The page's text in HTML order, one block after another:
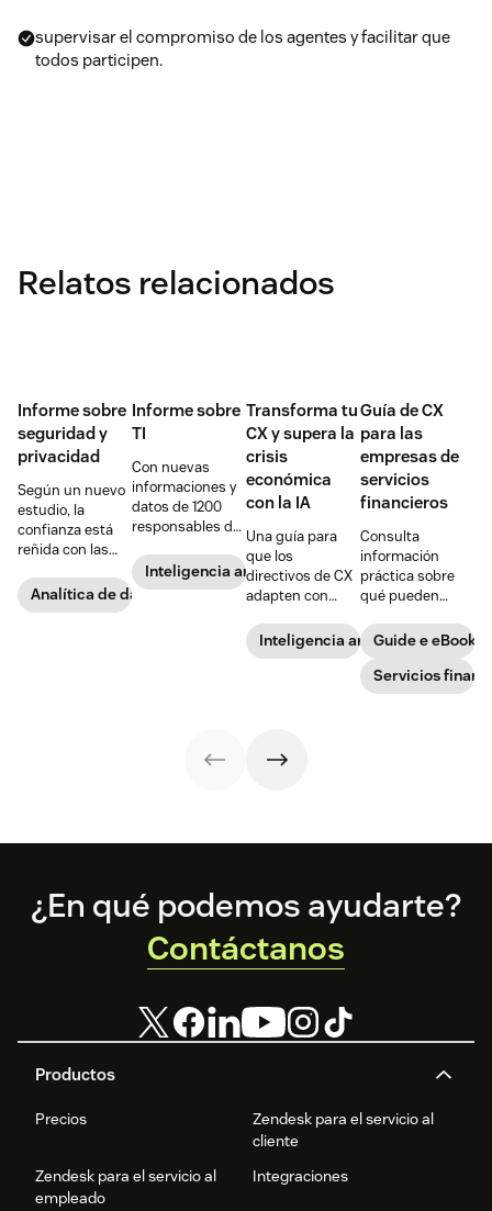
supervisar el compromiso de los agentes y facilitar que
todos participen.
Relatos relacionados
Informe sobre
seguridad y
privacidad
Según un nuevo
estudio, la
confianza está
reñida con las
personalización
de los
Analítica de datos del cliente
Informe sobre
TI
Con nuevas
informaciones y
datos de 1200
responsables de
privacidad de
datos y
Inteligencia artificial
Transforma tu
CX y supera la
crisis
económica
con la IA
Una guía para
que los
directivos de CX
adapten con
atención al
cliente cuando
Inteligencia artificial
Guía de CX
para las
empresas de
servicios
financieros
Consulta
información
práctica sobre
qué pueden
empresas de
servicios
financieros para
transformar la
Guide e eBook
Servicios
Footer
Productos
Precios
Zendesk para el servicio al
cliente
Zendesk para el servicio al
empleado
Integraciones
¿En qué podemos ayudarte?
Contáctanos